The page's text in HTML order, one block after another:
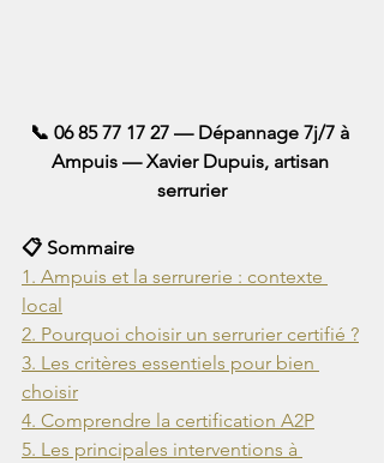
📞 06 85 77 17 27 — Dépannage 7j/7 à
Ampuis — Xavier Dupuis, artisan
serrurier
1. Ampuis et la serrurerie : contexte
3. Les critères essentiels pour bien
5. Les principales interventions à